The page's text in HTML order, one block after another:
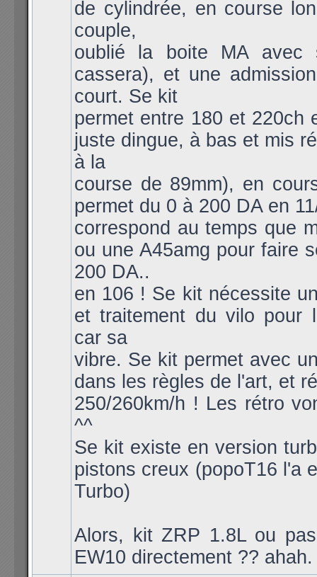
de cylindrée, en course
couple,
oublié la boite MA avec
cassera), et une
court. Se kit
permet entre 180 et 220ch
juste dingue, à bas et mis
à la
course de 89mm), en
permet du 0 à 200 DA en
correspond au temps que
ou une A45amg pour faire
200 DA..
en 106 ! Se kit nécessite
et traitement du vilo pour
car sa
vibre. Se kit permet avec
dans les règles de l'art, et
250/260km/h ! Les rétro
^^
Se kit existe en version
pistons creux (popoT16 l'a
Turbo)
Alors, kit ZRP 1.8L ou
EW10 directement ?? ahah.